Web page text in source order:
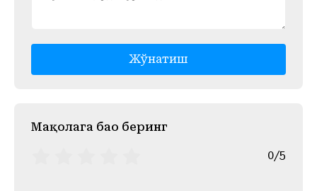
Жўнатиш
Mақолага баҳо беринг
0/5